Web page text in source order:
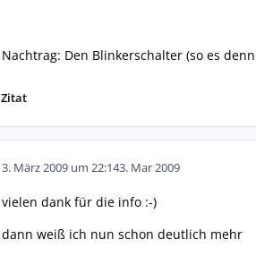
Nachtrag: Den Blinkerschalter (so es
Zitat
3. März 2009 um 22:143. Mar 2009
vielen dank für die info :-)
dann weiß ich nun schon deutlich mehr